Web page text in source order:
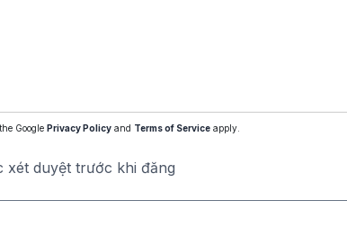
Google Privacy Policy and Terms of Service apply.
xét duyệt trước khi đăng